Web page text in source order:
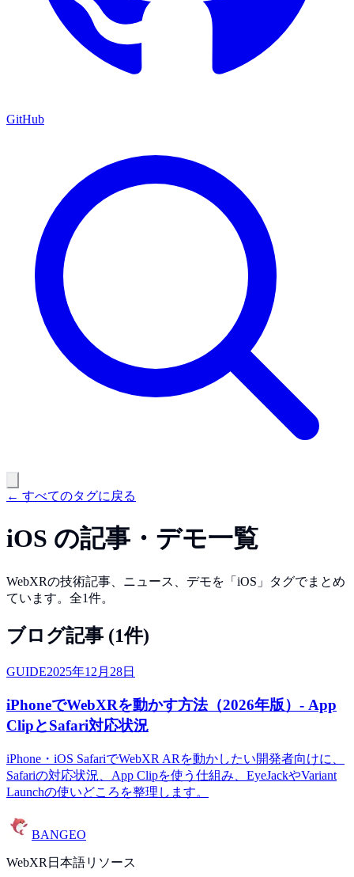
GitHub
← すべてのタグに戻る
iOS の記事・デモ一覧
WebXRの技術記事、ニュース、デモを「 iOS 」タグでまとめ
ています。全1件。
ブログ記事 (1件)
GUIDE2025年12月28日
iPhoneでWebXRを動かす方法（2026年版）- App
ClipとSafari対応状況
iPhone・iOS SafariでWebXR ARを動かしたい開発者向けに、
Safariの対応状況、App Clipを使う仕組み、EyeJackやVariant
Launchの使いどころを整理します。
BANGEO
WebXR日本語リソース